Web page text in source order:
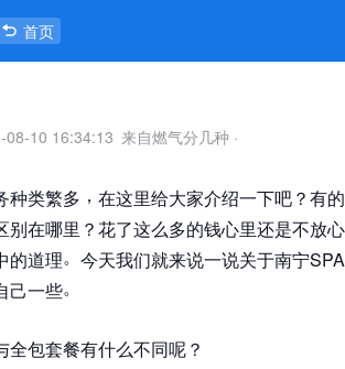
首页
08-10 16:34:13 来自燃气分几种 ·
种类繁多 ， 在这里给大家介绍一下吧？有
别在哪里 ？花了这么多的钱心里还是不放心
的道理。 今天我们就来说一说关于南宁
己一些。
全包套餐有什么不同呢？